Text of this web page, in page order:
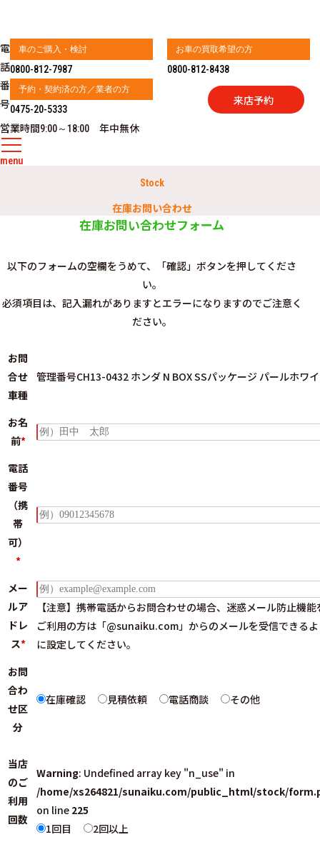
電
話
番
号
車のご購入・検討
0800-812-7987
お車の買取希望の方
0800-812-8438
予約・契約済の方／業者の方
0475-20-5333
営業時間9:00～18:00 年中無休
来店予約
menu
在庫お問い合わせ
Stock
在庫お問い合わせフォーム
以下のフォームの空欄をうめて、「確認」ボタンを押してくださ
い。
必須項目は、記入漏れがありますとエラーになりますのでご注意く
ださい。
お問
合せ
車種
管理番号CH13-0432 ホンダ N BOX SSパッケージ パールホワ
お名
前*
電話
番号
（携
帯
可）
*
メー
ルア
ドレ
ス*
【注意】携帯電話からお問合わせの場合、迷惑メール防止機能
ご利用の方は 「@sunaiku.com」からのメールを受信できる
に設定してください。
お問
合わ
せ区
分
在庫確認 見積依頼 電話商談 その他
当店
のご
利用
回数
Warning: Undefined array key "n_use" in
/home/xs264821/sunaiku.com/public_html/stock/
on line 225
1回目
2回以上